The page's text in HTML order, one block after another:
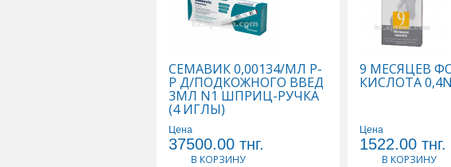
СЕМАВИК 0,00134/МЛ Р-
Р Д/ПОДКОЖНОГО ВВЕД
3МЛ N1 ШПРИЦ-РУЧКА
(4 ИГЛЫ)
Цена
37500.00 тнг.
В КОРЗИНУ
9 МЕСЯЦЕВ
КИСЛОТА
Цена
1522.00 тнг.
В КОРЗИНУ